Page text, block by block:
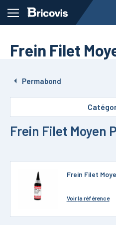
Frein Filet
Permabond
Frein Filet Moyen
Frein Filet
Voirla référence